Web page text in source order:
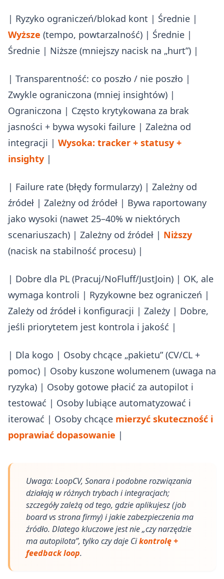
| Ryzyko ograniczeń/blokad kont | Średnie |
Wyższe (tempo, powtarzalność) | Średnie |
Średnie | Niższe (mniejszy nacisk na „hurt”) |
| Transparentność: co poszło / nie poszło |
Zwykle ograniczona (mniej insightów) |
Ograniczona | Często krytykowana za brak
jasności + bywa wysoki failure | Zależna od
integracji | Wysoka: tracker + statusy +
insighty |
| Failure rate (błędy formularzy) | Zależny od
źródeł | Zależny od źródeł | Bywa raportowany
jako wysoki (nawet 25–40% w niektórych
scenariuszach) | Zależny od źródeł | Niższy
(nacisk na stabilność procesu) |
| Dobre dla PL (Pracuj/NoFluff/JustJoin) | OK, ale
wymaga kontroli | Ryzykowne bez ograniczeń |
Zależy od źródeł i konfiguracji | Zależy | Dobre,
jeśli priorytetem jest kontrola i jakość |
| Dla kogo | Osoby chcące „pakietu” (CV/CL +
pomoc) | Osoby kuszone wolumenem (uwaga na
ryzyka) | Osoby gotowe płacić za autopilot i
testować | Osoby lubiące automatyzować i
iterować | Osoby chcące mierzyć skuteczność i
poprawiać dopasowanie |
Uwaga: LoopCV, Sonara i podobne rozwiązania
działają w różnych trybach i integracjach;
szczegóły zależą od tego, gdzie aplikujesz (job
board vs strona firmy) i jakie zabezpieczenia ma
źródło. Dlatego kluczowe jest nie „czy narzędzie
ma autopilota”, tylko czy daje Cikontrolę +
feedback loop.